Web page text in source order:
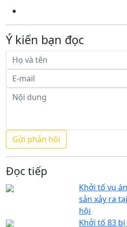
Ý kiến bạn đọc
Đọc tiếp
Khởi tố vụ
sản xảy ra
hội
Khởi tố 83